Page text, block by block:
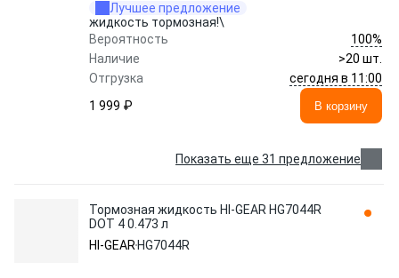
Лучшее предложение
жидкость тормозная!\
Вероятность
100%
Наличие
>20 шт.
Отгрузка
сегодня в 11:00
1 999 ₽
В корзину
Показать еще 31 предложение
Тормозная жидкость HI-GEAR HG7044R
DOT 4 0.473 л
HI-GEAR HG7044R